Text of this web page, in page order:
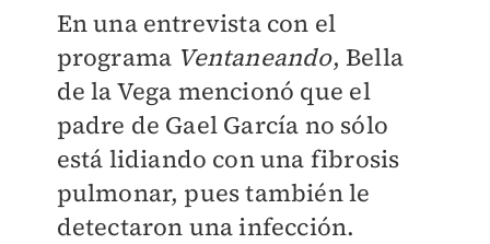
En una entrevista con el
programa Ventaneando, Bella
de la Vega mencionó que el
padre de Gael García no sólo
está lidiando con una fibrosis
pulmonar, pues también le
detectaron una infección.